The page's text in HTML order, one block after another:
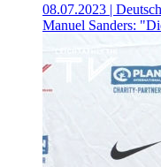
08.07.2023 |
Manuel Sanders: